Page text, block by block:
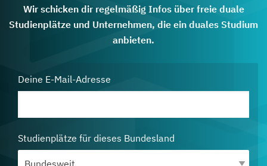
Wir schicken dir regelmäßig Infos über freie duale
Studienplätze und Unternehmen, die ein duales Studium
anbieten.
Deine E-Mail-Adresse
Studienplätze für dieses Bundesland